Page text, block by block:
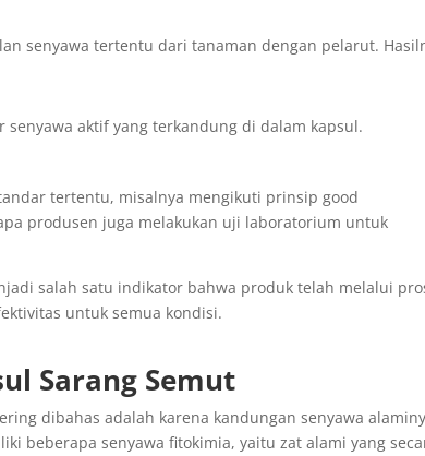
senyawa tertentu dari tanaman dengan pelarut.
aktif yang terkandung di dalam kapsul.
tertentu, misalnya mengikuti prinsip good
produsen juga melakukan uji laboratorium untuk
salah satu indikator bahwa produk telah melalui
untuk semua kondisi.
Sarang Semut
dibahas adalah karena kandungan senyawa
beberapa senyawa fitokimia, yaitu zat alami yang